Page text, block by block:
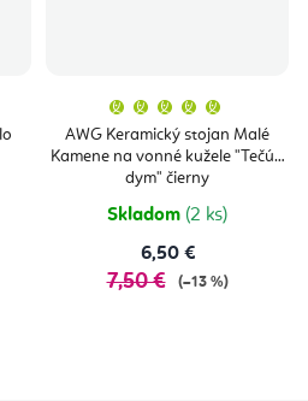
AWG Keramický stojan Malé
Kamene na vonné kužele "Tečúci
dym" čierny
produktu
je
5,0
Skladom (2 ks)
6,50 €
7,50 € (–13 %)